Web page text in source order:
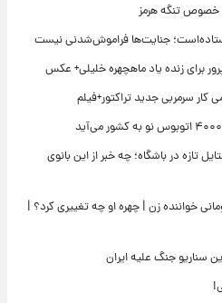
تنگه هرمز
جنایت‌ها فراموش‌شدنی نیست
زنده یاد ماهچهره خلیلی+ عکس
سرمربی جدید تراکتور+فیلم
در باشگاه؛ چه خبر از این بانوی
۴۰ میلیارد تومانی خواننده زن | چهره او چه تغییری کرد؟ |
جنگ علیه ایران